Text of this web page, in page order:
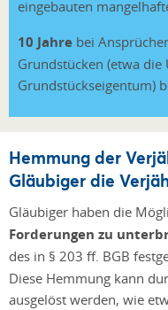
eingebauten
10 Jahre bei
Grundstücken (etwa die
Grundstückseigentum)
Hemmung der
Gläubiger die
Gläubiger haben die
Forderungen zu
des in § 203 ff. BGB
Diese Hemmung kann
ausgelöst werden, wie